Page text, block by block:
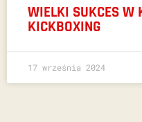
WIELKI SUKCES W
KICKBOXING
17 września 2024